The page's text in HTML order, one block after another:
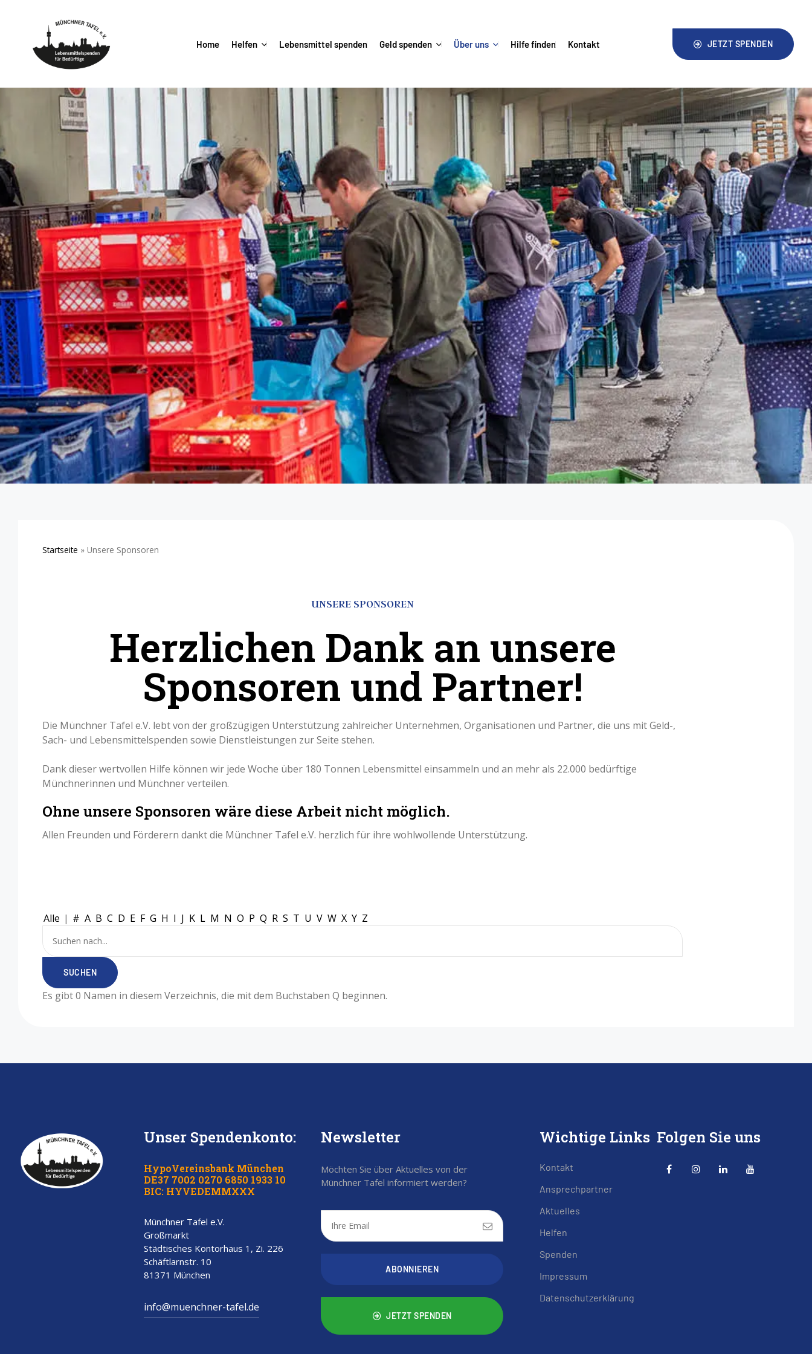
Home Helfen Lebensmittel spenden Geld spenden Über uns Hilfe finden Kontakt JETZT SPENDEN
Startseite » Unsere Sponsoren
UNSERE SPONSOREN
Herzlichen Dank an unsere
Sponsoren und Partner!
Die Münchner Tafel e.V. lebt von der großzügigen Unterstützung zahlreicher Unternehmen, Organisationen und Partner, die uns mit Geld-,
Sach- und Lebensmittelspenden sowie Dienstleistungen zur Seite stehen.
Dank dieser wertvollen Hilfe können wir jede Woche über 180 Tonnen Lebensmittel einsammeln und an mehr als 22.000 bedürftige
Münchnerinnen und Münchner verteilen.
Ohne unsere Sponsoren wäre diese Arbeit nicht möglich.
Allen Freunden und Förderern dankt die Münchner Tafel e.V. herzlich für ihre wohlwollende Unterstützung.
Alle | # A B C D E F G H I J K L M N O P Q R S T U V W X Y Z
Es gibt 0 Namen in diesem Verzeichnis, die mit dem Buchstaben Q beginnen.
Unser Spendenkonto:
HypoVereinsbank München
DE37 7002 0270 6850 1933 10
BIC: HYVEDEMMXXX
Münchner Tafel e.V.
Großmarkt
Städtisches Kontorhaus 1, Zi. 226
Schäftlarnstr. 10
81371 München
info@muenchner-tafel.de
Newsletter
Möchten Sie über Aktuelles von der
Münchner Tafel informiert werden?
ABONNIEREN
JETZT SPENDEN
Wichtige Links
Kontakt
Ansprechpartner
Aktuelles
Helfen
Spenden
Impressum
Datenschutzerklärung
Folgen Sie uns